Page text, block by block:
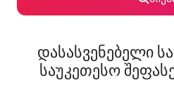
დასასვენებელი
საუკეთესო